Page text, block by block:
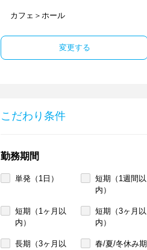
カフェ＞ホール
変更する
こだわり条件
勤務期間
単発（1日）
短期（1週間以
内）
短期（1ヶ月以
内）
短期（3ヶ月以
内）
長期（3ヶ月以
春/夏/冬休み期